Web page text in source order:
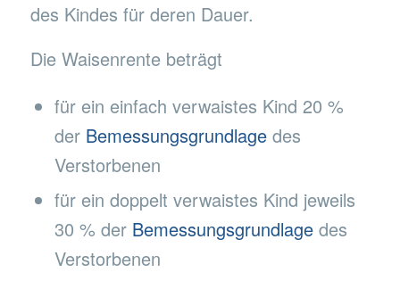
des Kindes für deren Dauer.
Die Waisenrente beträgt
für ein einfach verwaistes Kind 20 %
der Bemessungsgrundlagedes
Verstorbenen
für ein doppelt verwaistes Kind jeweils
30 % der Bemessungsgrundlagedes
Verstorbenen